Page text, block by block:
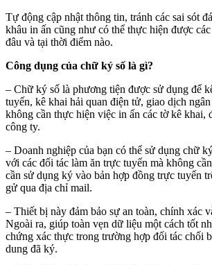
Tự động cập nhật thông tin, tránh các sai sót
khâu in ấn cũng như có thể thực hiện được
đâu và tại thời điểm nào.
Công dụng của chữ ký số là gì?
– Chữ ký số là phương tiện được sử dụng để
tuyến, kê khai hải quan điện tử, giao dịch
không cần thực hiện việc in ấn các tờ kê khai,
công ty.
– Doanh nghiệp của bạn có thể sử dụng chữ
với các đối tác làm ăn trực tuyến mà không
cần sử dụng ký vào bản hợp đồng trực tuyến
gử qua địa chỉ mail.
– Thiết bị này đảm bảo sự an toàn, chính xác
Ngoài ra, giúp toàn vẹn dữ liệu một cách tốt
chứng xác thực trong trường hợp đối tác chối
dung đã ký.